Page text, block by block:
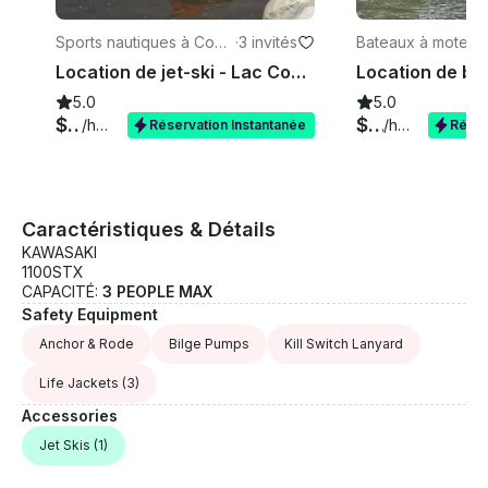
Sports nautiques à Coeu
r d'Alene
·3 invités
Location de jet-ski - Lac Coeur d'Alene - Spirit Lake - Lacs jumeaux - Lac Loon
5.0
$75 /heure Réservation Instantanée
Bateaux à moteur
ur d'Alene
5.0
$99 /heure
Caractéristiques & Détails
KAWASAKI
1100STX
CAPACITÉ: 3 PEOPLE MAX
Safety Equipment
Anchor & Rode Bilge Pumps Kill Switch Lanyard
Life Jackets (3)
Accessories
Jet Skis (1)